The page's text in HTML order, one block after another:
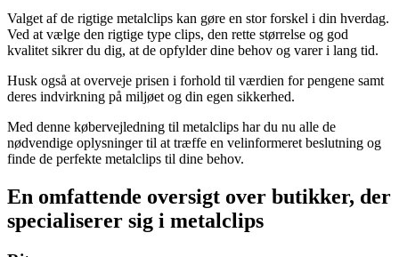
Valget af de rigtige metalclips kan gøre en stor forskel i din hverdag.
Ved at vælge den rigtige type clips, den rette størrelse og god
kvalitet sikrer du dig, at de opfylder dine behov og varer i lang tid.
Husk også at overveje prisen i forhold til værdien for pengene samt
deres indvirkning på miljøet og din egen sikkerhed.
Med denne købervejledning til metalclips har du nu alle de
nødvendige oplysninger til at træffe en velinformeret beslutning og
finde de perfekte metalclips til dine behov.
En omfattende oversigt over butikker, der
specialiserer sig i metalclips